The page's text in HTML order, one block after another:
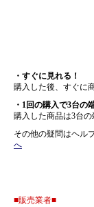
・すぐに見れる！
購入した後、すぐに
・1回の購入で3台の
購入した商品は3台の
その他の疑問はヘル
へ
■販売業者■